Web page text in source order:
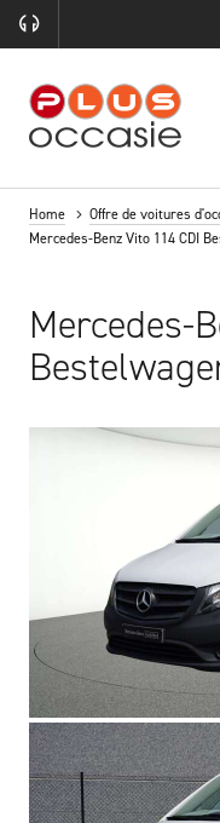
Home
Offre de voitures
Mercedes-Benz Vito 114 CDI
Mercedes-